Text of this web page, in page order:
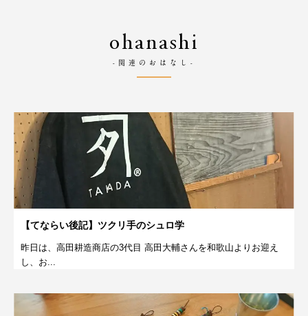
ohanashi
-関連のおはなし-
【てならい後記】ツクリ手のシュロ学
昨日は、高田耕造商店の3代目 高田大輔さんを和歌山よりお迎え
し、お...